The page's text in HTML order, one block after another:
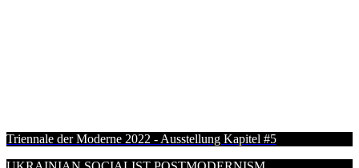
Triennale der Moderne 2022 - Ausstellung Kapitel #5